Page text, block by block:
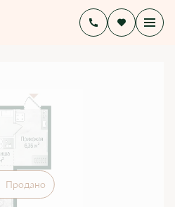
Цена по запросу
Продано